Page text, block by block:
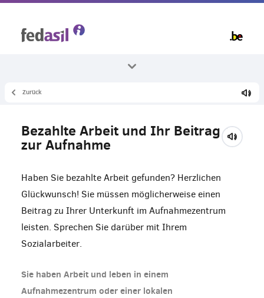
Alle Themenbereiche
Bezahlte Arbeit und Aufnahme
Zurück
Bezahlte Arbeit und Ihr Beitrag
zur Aufnahme
Haben Sie bezahlte Arbeit gefunden? Herzlichen
Glückwunsch! Sie müssen möglicherweise einen
Beitrag zu Ihrer Unterkunft im Aufnahmezentrum
leisten. Sprechen Sie darüber mit Ihrem
Sozialarbeiter.
Sie haben Arbeit und leben in einem
Aufnahmezentrum oder einer lokalen